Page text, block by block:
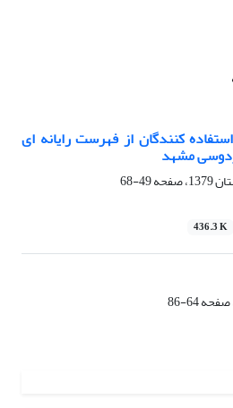
کنندگان از فهرست رایانه ای
مشهد
49-68
436.3 K
64-86